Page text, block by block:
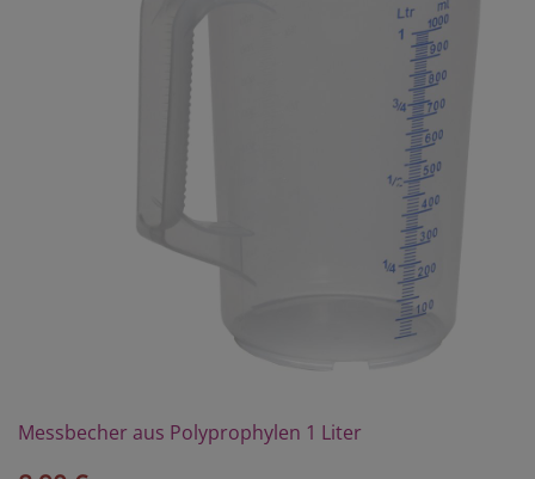
Messbecher aus Polyprophylen 1 Liter